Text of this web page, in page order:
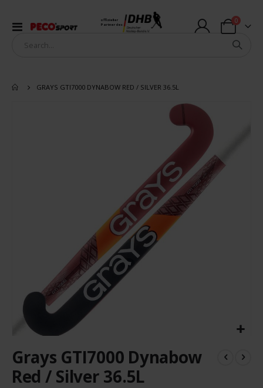
Navigation
offizieller
Partner des
Warenkorb
0Artikel
GRAYS GTI7000 DYNABOW RED / SILVER 36.5L
Anfang
der
Bildergalerie
Grays GTI7000 Dynabow
Red / Silver 36.5L